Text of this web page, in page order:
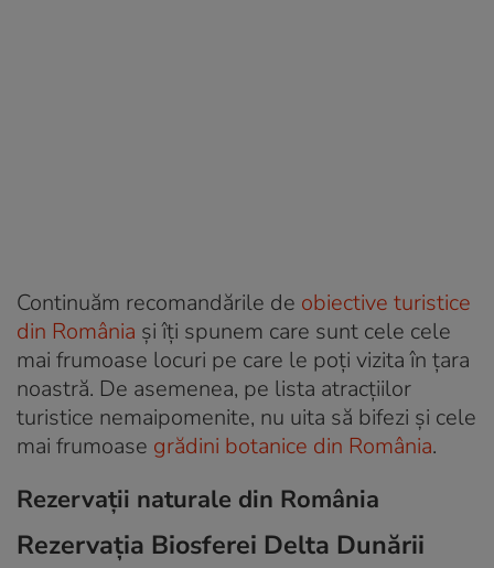
Continuăm recomandările de obiective turistice
din România și îți spunem care sunt cele cele
mai frumoase locuri pe care le poți vizita în țara
noastră. De asemenea, pe lista atracțiilor
turistice nemaipomenite, nu uita să bifezi și cele
mai frumoase grădini botanice din România.
Rezervații naturale din România
Rezervația Biosferei Delta Dunării